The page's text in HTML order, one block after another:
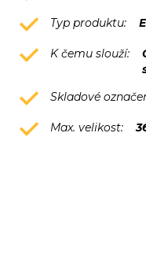
Typ produktu:
K čemu slouží:
Skladové
Max. velikost: